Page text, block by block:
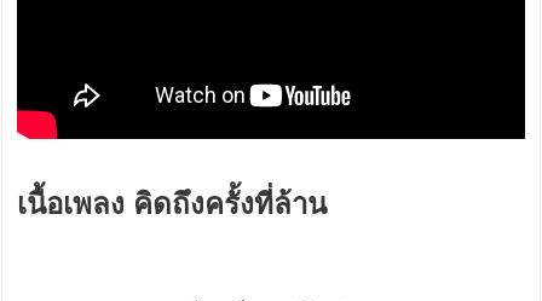
เนื้อเพลง คิดถึงครั้งที่ล้าน